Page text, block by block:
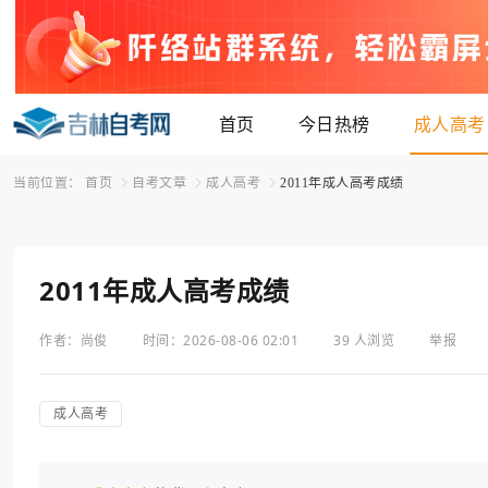
首页 今日热榜 成人高考
当前位置： 首页 自考文章 成人高考 2011年成人高考成绩
2011年成人高考成绩
作者：尚俊 时间：2026-08-06 02:01 39 人浏览 举报
成人高考